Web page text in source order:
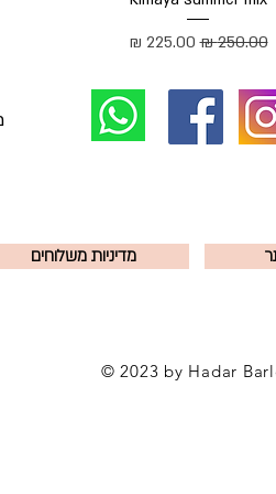
מחיר רגיל‏250.00 ‏₪ מחיר מבצע
מדיניות משלוחים
© 2023 by Hadar